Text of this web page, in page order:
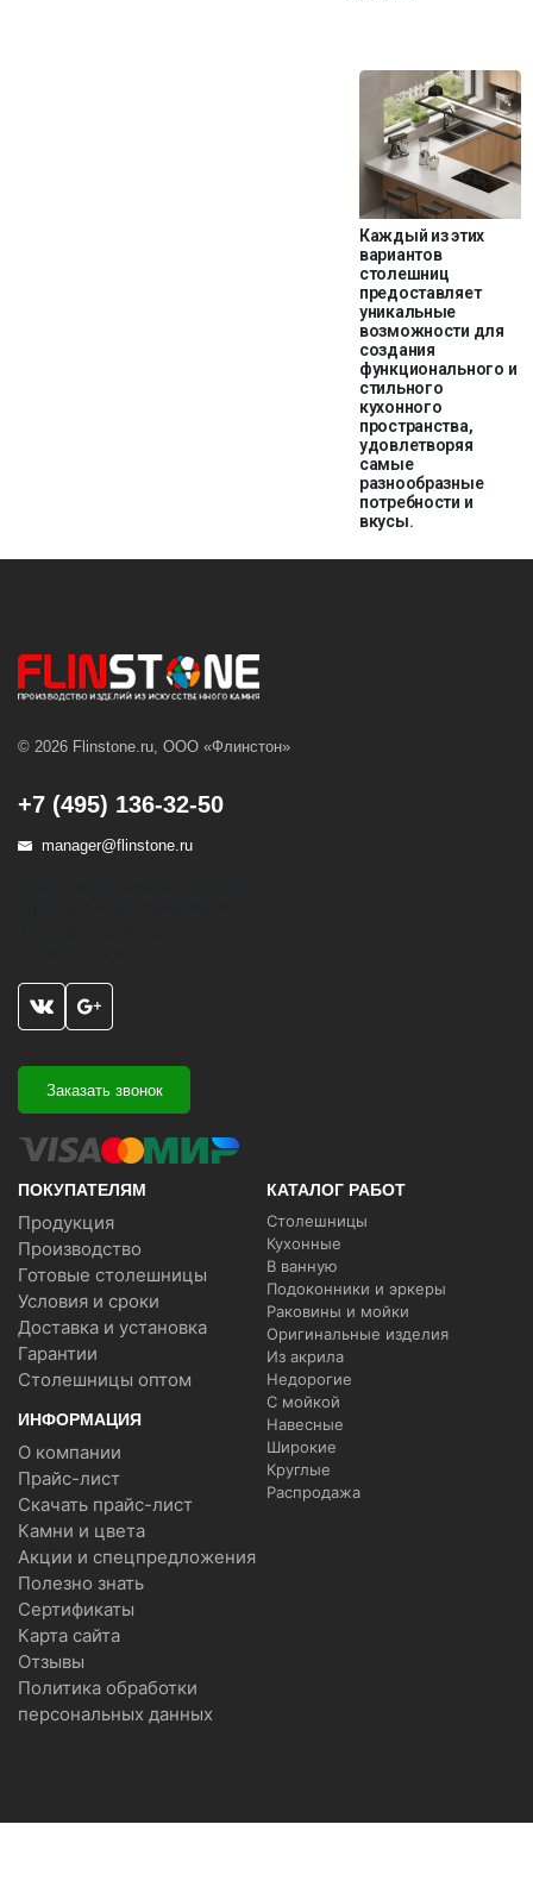
Каждый из этих
вариантов
столешниц
предоставляет
уникальные
возможности для
создания
функционального и
стильного
кухонного
пространства,
удовлетворяя
самые
разнообразные
потребности и
вкусы.
© 2026 Flinstone.ru, ООО «Флинстон»
+7 (495) 136-32-50
manager@flinstone.ru
Заказать звонок
ПОКУПАТЕЛЯМ
Продукция
Производство
Готовые столешницы
Условия и сроки
Доставка и установка
Гарантии
Столешницы оптом
ИНФОРМАЦИЯ
О компании
Прайс-лист
Скачать прайс-лист
Камни и цвета
Акции и спецпредложения
Полезно знать
Сертификаты
Карта сайта
Отзывы
Политика обработки
персональных данных
КАТАЛОГ РАБОТ
Столешницы
Кухонные
В ванную
Подоконники и эркеры
Раковины и мойки
Оригинальные изделия
Из акрила
Недорогие
С мойкой
Навесные
Широкие
Круглые
Распродажа